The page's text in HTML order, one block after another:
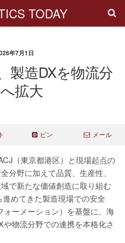
TODAY
年7月1日
製造DXを物流分
拡大
ピン メール
（東京都港区）と現場起点の
分野に加えて品質、生産性、
で新たな価値創造に取り組む
めてきた製造現場での安全
ォーメーション）を基盤に、海
物流分野での連携を本格化さ